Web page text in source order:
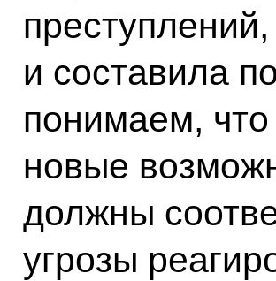
и составила
понимаем,
новые
должны
угрозы